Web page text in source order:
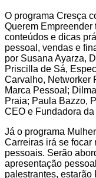
O programa Cresça
Querem Empreender
conteúdos e dicas
pessoal, vendas e
por Susana Ayarza,
Priscilla de Sá,
Carvalho, Networker
Marca Pessoal;
Praia; Paula Bazzo,
CEO e Fundadora
Já o programa
Carreiras irá se
pessoais. Serão
apresentação
palestrantes,